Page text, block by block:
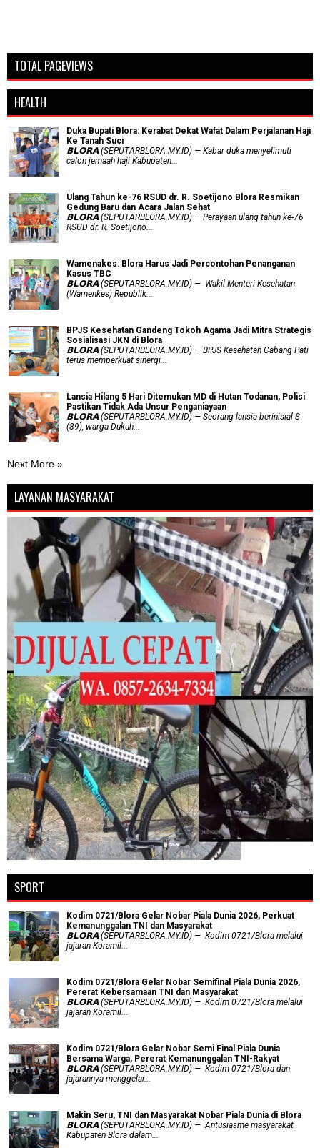
TOTAL PAGEVIEWS
HEALTH
Duka Bupati Blora: Kerabat Dekat Wafat Dalam Perjalanan Haji
Ke Tanah Suci
𝗕𝗟𝗢𝗥𝗔 (SEPUTARBLORA.MY.ID) — Kabar duka menyelimuti
calon jemaah haji Kabupaten...
Ulang Tahun ke-76 RSUD dr. R. Soetijono Blora Resmikan
Gedung Baru dan Acara Jalan Sehat
𝗕𝗟𝗢𝗥𝗔 (SEPUTARBLORA.MY.ID) — Perayaan ulang tahun ke-76
RSUD dr. R. Soetijono...
Wamenakes: Blora Harus Jadi Percontohan Penanganan
Kasus TBC
𝗕𝗟𝗢𝗥𝗔 (SEPUTARBLORA.MY.ID) — Wakil Menteri Kesehatan
(Wamenkes) Republik...
BPJS Kesehatan Gandeng Tokoh Agama Jadi Mitra Strategis
Sosialisasi JKN di Blora
𝗕𝗟𝗢𝗥𝗔 (SEPUTARBLORA.MY.ID) — BPJS Kesehatan Cabang Pati
terus memperkuat sinergi...
Lansia Hilang 5 Hari Ditemukan MD di Hutan Todanan, Polisi
Pastikan Tidak Ada Unsur Penganiayaan
𝗕𝗟𝗢𝗥𝗔 (SEPUTARBLORA.MY.ID) — Seorang lansia berinisial S
(89), warga Dukuh...
Next More »
LAYANAN MASYARAKAT
SPORT
Kodim 0721/Blora Gelar Nobar Piala Dunia 2026, Perkuat
Kemanunggalan TNI dan Masyarakat
𝗕𝗟𝗢𝗥𝗔 (SEPUTARBLORA.MY.ID) — Kodim 0721/Blora melalui
jajaran Koramil...
Kodim 0721/Blora Gelar Nobar Semifinal Piala Dunia 2026,
Pererat Kebersamaan TNI dan Masyarakat
𝗕𝗟𝗢𝗥𝗔 (SEPUTARBLORA.MY.ID) — Kodim 0721/Blora melalui
jajaran Koramil...
Kodim 0721/Blora Gelar Nobar Semi Final Piala Dunia
Bersama Warga, Pererat Kemanunggalan TNI-Rakyat
𝗕𝗟𝗢𝗥𝗔 (SEPUTARBLORA.MY.ID) — Kodim 0721/Blora dan
jajarannya menggelar...
Makin Seru, TNI dan Masyarakat Nobar Piala Dunia di Blora
𝗕𝗟𝗢𝗥𝗔 (SEPUTARBLORA.MY.ID) — Antusiasme masyarakat
Kabupaten Blora dalam...